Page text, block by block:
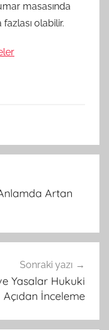
masasında
olabilir.
Artan
Sonraki yazı
Yasalar Hukuki
Açıdan İnceleme